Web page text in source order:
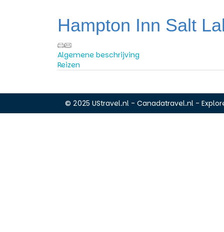
Hampton Inn Salt
Algemene beschrijving
Reizen
© 2025 UStravel.nl - Canadatravel.nl -